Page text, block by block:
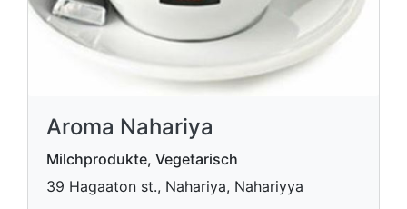
Aroma Nahariya
Milchprodukte, Vegetarisch
39 Hagaaton st., Nahariya, Nahariyya